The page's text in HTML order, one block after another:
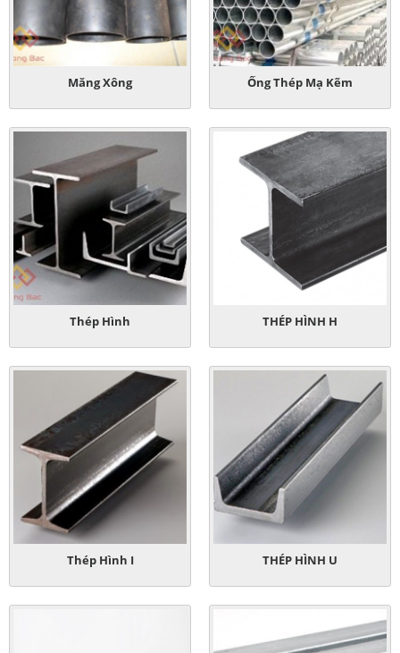
Măng Xông Ống Thép Mạ Kẽm
Thép Hình THÉP HÌNH H
Thép Hình I THÉP HÌNH U